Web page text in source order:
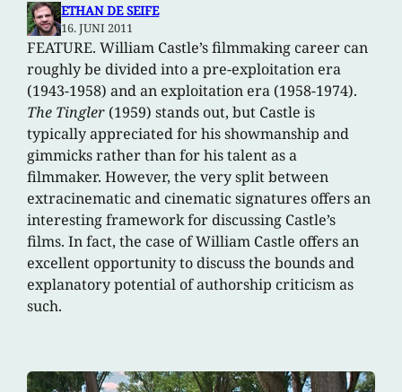
ETHAN DE SEIFE
16. JUNI 2011
FEATURE. William Castle’s filmmaking career can
roughly be divided into a pre-exploitation era
(1943-1958) and an exploitation era (1958-1974).
The Tingler (1959) stands out, but Castle is
typically appreciated for his showmanship and
gimmicks rather than for his talent as a
filmmaker. However, the very split between
extracinematic and cinematic signatures offers an
interesting framework for discussing Castle’s
films. In fact, the case of William Castle offers an
excellent opportunity to discuss the bounds and
explanatory potential of authorship criticism as
such.